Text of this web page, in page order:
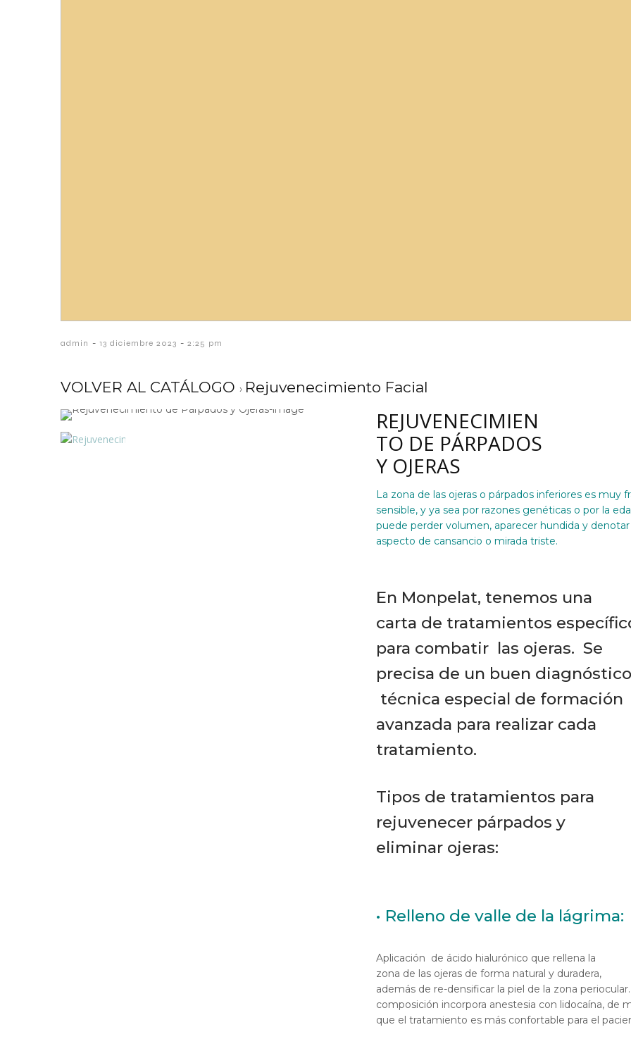
admin - 13 diciembre 2023 - 2:25 pm
VOLVER AL CATÁLOGO Rejuvenecimiento Facial
REJUVENECIMIEN
TO DE PÁRPADOS
Y OJERAS
La zona de las ojeras o párpados inferiores es muy
sensible, y ya sea por razones genéticas o por la
puede perder volumen, aparecer hundida y
aspecto de cansancio o mirada triste.
En Monpelat, tenemos una
carta de tratamientos
para combatir las ojeras. Se
precisa de un buen
técnica especial de formación
avanzada para realizar cada
tratamiento.
Tipos de tratamientos para
rejuvenecer párpados y
eliminar ojeras:
• Relleno de valle de la lágrima:
Aplicación de ácido hialurónico que rellena la
zona de las ojeras de forma natural y duradera,
además de re-densificar la piel de la zona
composición incorpora anestesia con lidocaína, de
que el tratamiento es más confortable para el